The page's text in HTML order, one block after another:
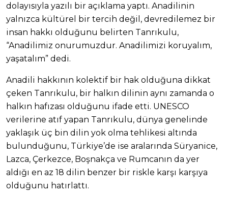
dolayısıyla yazılı bir açıklama yaptı. Anadilinin
yalnızca kültürel bir tercih değil, devredilemez bir
insan hakkı olduğunu belirten Tanrıkulu,
“Anadilimiz onurumuzdur. Anadilimizi koruyalım,
yaşatalım” dedi.
Anadili hakkının kolektif bir hak olduğuna dikkat
çeken Tanrıkulu, bir halkın dilinin aynı zamanda o
halkın hafızası olduğunu ifade etti. UNESCO
verilerine atıf yapan Tanrıkulu, dünya genelinde
yaklaşık üç bin dilin yok olma tehlikesi altında
bulunduğunu, Türkiye’de ise aralarında Süryanice,
Lazca, Çerkezce, Boşnakça ve Rumcanın da yer
aldığı en az 18 dilin benzer bir riskle karşı karşıya
olduğunu hatırlattı.